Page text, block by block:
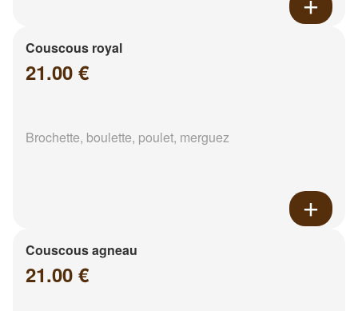
Couscous royal
21.00 €
Brochette, boulette, poulet, merguez
Couscous agneau
21.00 €